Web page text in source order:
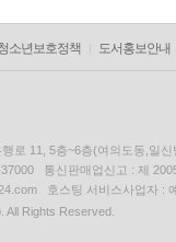
소년보호정책 도서홍보안내
로 11, 5층~6층(여의도동,일신
통신판매업신고 : 제
호스팅 서비스사업자 :
Rights Reserved.